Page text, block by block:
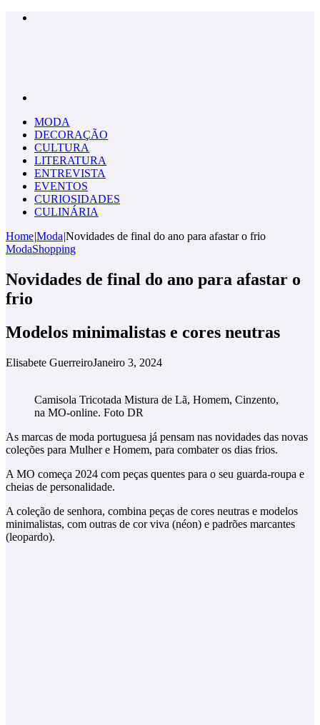
MODA
DECORAÇÃO
CULTURA
LITERATURA
ENTREVISTA
EVENTOS
CURIOSIDADES
CULINÁRIA
Home|Moda|Novidades de final do ano para afastar o frio
ModaShopping
Novidades de final do ano para afastar o
frio
Modelos minimalistas e cores neutras
Elisabete GuerreiroJaneiro 3, 2024
Camisola Tricotada Mistura de Lã, Homem, Cinzento,
na MO-online. Foto DR
As marcas de moda portuguesa já pensam nas novidades das novas
coleções para Mulher e Homem, para combater os dias frios.
A MO começa 2024 com peças quentes para o seu guarda-roupa e
cheias de personalidade.
A coleção de senhora, combina peças de cores neutras e modelos
minimalistas, com outras de cor viva (néon) e padrões marcantes
(leopardo).